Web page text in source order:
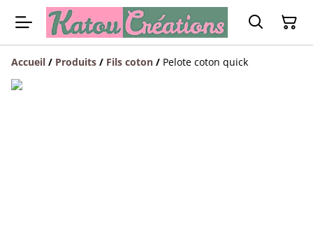
Accueil / Produits / Fils coton / Pelote coton quick